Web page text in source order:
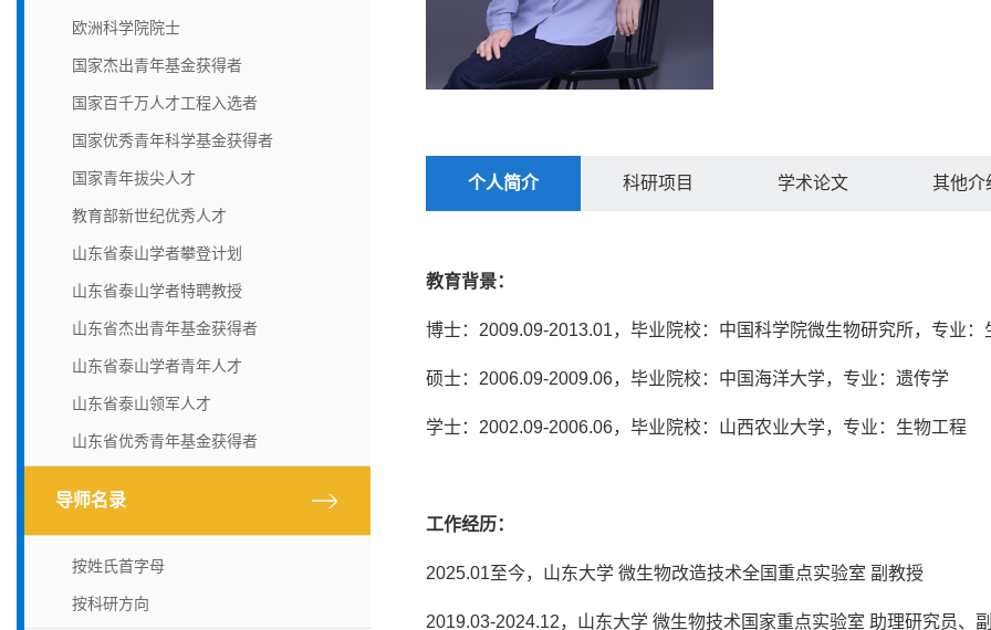
欧洲科学院院士
国家杰出青年基金获得者
国家百千万人才工程入选者
国家优秀青年科学基金获得者
国家青年拔尖人才
教育部新世纪优秀人才
山东省泰山学者攀登计划
山东省泰山学者特聘教授
山东省杰出青年基金获得者
山东省泰山学者青年人才
山东省泰山领军人才
山东省优秀青年基金获得者
导师名录
按姓氏首字母
按科研方向
个人简介 科研项目 学术论文 其他介
教育背景：
博士：2009.09-2013.01，毕业院校：中国科学院微生物研究所，专业
硕士：2006.09-2009.06，毕业院校：中国海洋大学，专业：遗传学
学士：2002.09-2006.06，毕业院校：山西农业大学，专业：生物工程
工作经历：
2025.01至今，山东大学 微生物改造技术全国重点实验室 副教授
2019.03-2024.12，山东大学 微生物技术国家重点实验室 助理研究员、